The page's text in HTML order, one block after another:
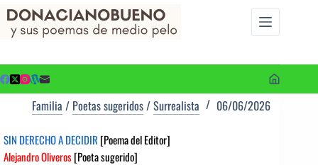
contenido
Familia / Poetas sugeridos/Surrealista 06/06/2026
SIN DERECHO A DECIDIR [Poema del Editor]
Alejandro Oliveros[Poeta sugerido]